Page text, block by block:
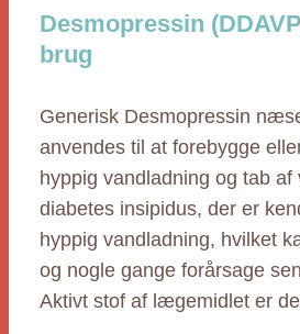
Desmopressin
brug
Generisk Desmopressin
anvendes til at forebygge
hyppig vandladning og tab
diabetes insipidus, der er
hyppig vandladning, hvilket
og nogle gange forårsage
Aktivt stof af lægemidlet er